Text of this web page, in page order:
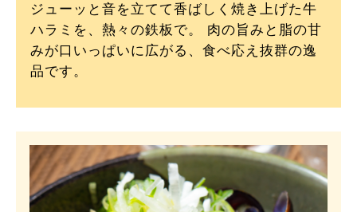
ジューッと音を立てて香ばしく焼き上げた牛
ハラミを、熱々の鉄板で。 肉の旨みと脂の甘
みが口いっぱいに広がる、食べ応え抜群の逸
品です。